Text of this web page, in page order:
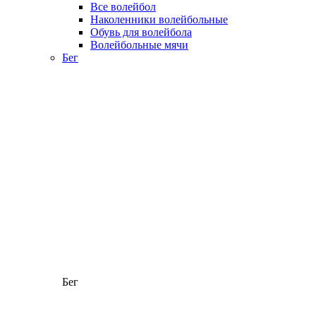
Все волейбол
Наколенники волейбольные
Обувь для волейбола
Волейбольные мячи
Бег
Бег